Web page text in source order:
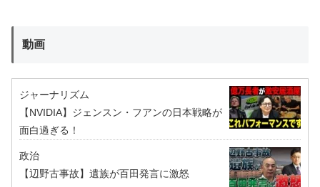
動画
ジャーナリズム
【NVIDIA】ジェンスン・フアンの日本戦略が
面白過ぎる！
政治
【辺野古事故】遺族が百田発言に激怒